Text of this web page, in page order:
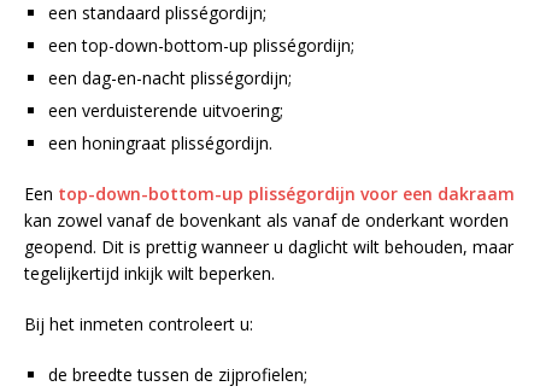
een standaard plisségordijn;
een top-down-bottom-up plisségordijn;
een dag-en-nacht plisségordijn;
een verduisterende uitvoering;
een honingraat plisségordijn.
Een top-down-bottom-up plisségordijn voor een dakraam
kan zowel vanaf de bovenkant als vanaf de onderkant worden
geopend. Dit is prettig wanneer u daglicht wilt behouden, maar
tegelijkertijd inkijk wilt beperken.
Bij het inmeten controleert u:
de breedte tussen de zijprofielen;